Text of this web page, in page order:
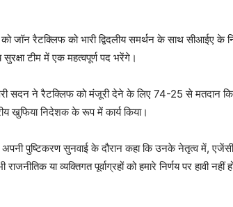
जॉन रैटक्लिफ को भारी द्विदलीय समर्थन के साथ सीआईए के
सुरक्षा टीम में एक महत्वपूर्ण पद भरेंगे।
सदन ने रैटक्लिफ को मंजूरी देने के लिए 74-25 से मतदान
खुफिया निदेशक के रूप में कार्य किया।
पुष्टिकरण सुनवाई के दौरान कहा कि उनके नेतृत्व में, एजेंसी
या व्यक्तिगत पूर्वाग्रहों को हमारे निर्णय पर हावी नहीं